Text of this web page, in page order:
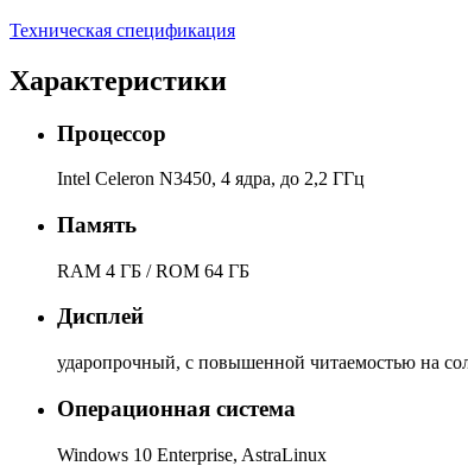
Техническая спецификация
Характеристики
Процессор
Intel Celeron N3450, 4 ядра, до 2,2 ГГц
Память
RAM 4 ГБ / ROM 64 ГБ
Дисплей
ударопрочный, с повышенной читаемостью на
Операционная система
Windows 10 Enterprise, AstraLinux